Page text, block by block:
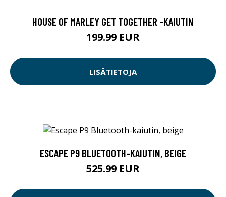
HOUSE OF MARLEY GET TOGETHER -KAIUTIN
199.99 EUR
LISÄTIETOJA
ESCAPE P9 BLUETOOTH-KAIUTIN, BEIGE
525.99 EUR